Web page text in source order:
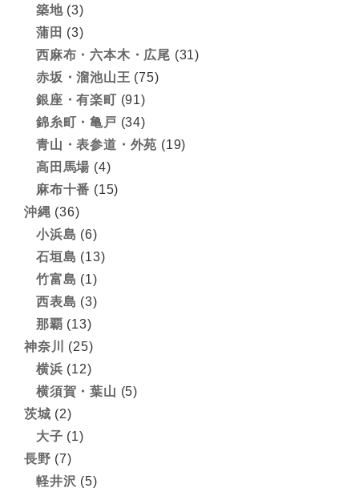
築地(3)
蒲田 (3)
西麻布・六本木・広尾 (31)
赤坂・溜池山王 (75)
銀座・有楽町 (91)
錦糸町・亀戸 (34)
青山・表参道・外苑 (19)
高田馬場 (4)
麻布十番 (15)
沖縄 (36)
小浜島 (6)
石垣島 (13)
竹富島 (1)
西表島 (3)
那覇 (13)
神奈川
(25)
横浜 (12)
横須賀・葉山 (5)
茨城 (2)
大子 (1)
長野 (7)
軽井沢 (5)